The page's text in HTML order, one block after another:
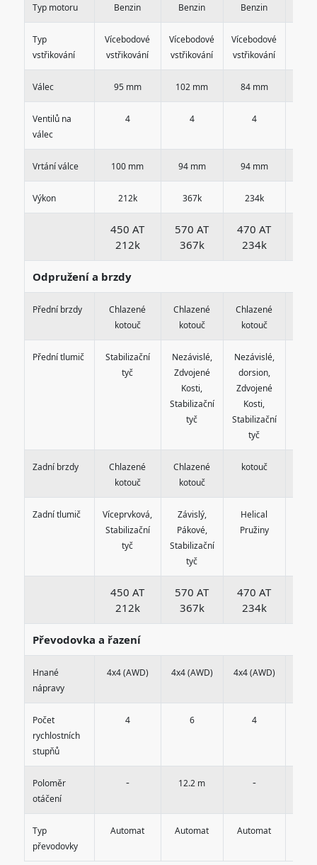
Typ motoru Benzin Benzin Benzin
Typ
vstřikování
Vícebodové
vstřikování
Vícebodové
vstřikování
Vícebodové
vstřikování
Válec 95 mm 102 mm 84 mm
Ventilů na
válec
4 4 4
Vrtání válce 100 mm 94 mm 94 mm
Výkon 212k 367k 234k
450 AT
212k
570 AT
367k
470 AT
234k
Odpružení a brzdy
Přední brzdy
Chlazené
kotouč
Chlazené
kotouč
Chlazené
kotouč
Přední tlumič
Stabilizační
tyč
Nezávislé,
Zdvojené
Kosti,
Stabilizační
tyč
Nezávislé,
dorsion,
Zdvojené
Kosti,
Stabilizační
tyč
Zadní brzdy
Chlazené
kotouč
Chlazené
kotouč
kotouč
Zadní tlumič
Víceprvková,
Stabilizační
tyč
Závislý,
Pákové,
Stabilizační
tyč
Helical
Pružiny
450 AT
212k
570 AT
367k
470 AT
234k
Převodovka a řazení
Hnané
nápravy
4x4 (AWD) 4x4 (AWD) 4x4 (AWD)
Počet
rychlostních
stupňů
4 6 4
Poloměr
otáčení
- 12.2 m -
Typ
převodovky
Automat Automat Automat